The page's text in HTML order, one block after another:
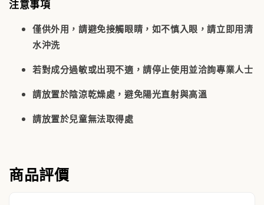
注意事項
僅供外用，請避免接觸眼睛，如不慎入眼，請立即用清
水沖洗
若對成分過敏或出現不適，請停止使用並洽詢專業人士
請放置於陰涼乾燥處，避免陽光直射與高溫
請放置於兒童無法取得處
商品評價